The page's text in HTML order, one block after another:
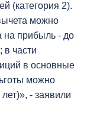
(категория 2).
можно
на прибыль - до
в части
в основные
можно
- заявили